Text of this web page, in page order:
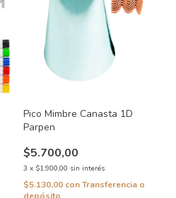
Pico Mimbre Canasta 1D
Parpen
$5.700,00
3 x $1.900,00 sin interés
$5.130,00 conTransferencia o